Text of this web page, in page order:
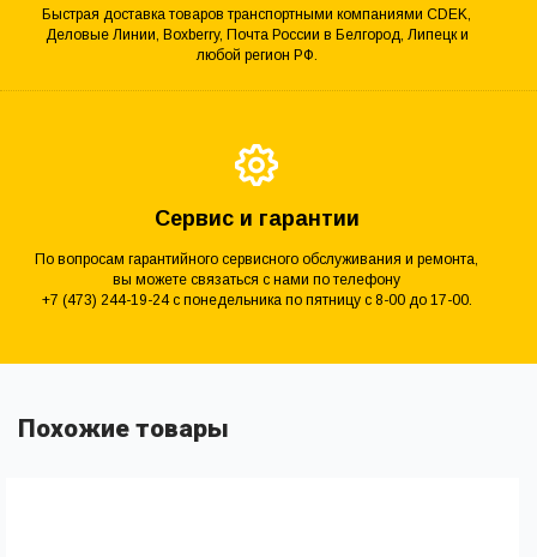
Быстрая доставка товаров транспортными компаниями CDEK,
Деловые Линии, Boxberry, Почта России в Белгород, Липецк и
любой регион РФ.
Сервис и гарантии
По вопросам гарантийного сервисного обслуживания и ремонта,
вы можете связаться с нами по телефону
+7 (473) 244-19-24 с понедельника по пятницу с 8-00 до 17-00.
Похожие товары